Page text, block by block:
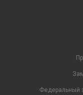
Федеральный